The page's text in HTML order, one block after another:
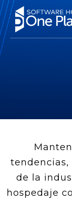
tendencias,
de la
hospedaje